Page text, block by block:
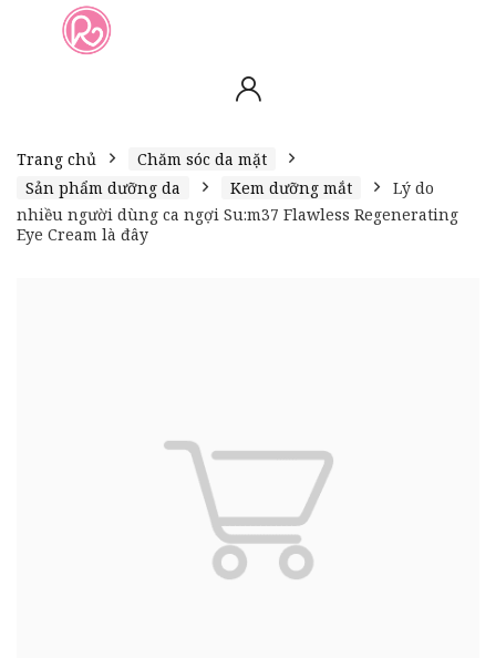
Trang chủ
Chăm sóc da mặt
Sản phẩm dưỡng da
Kem dưỡng mắt
Lý do
nhiều người dùng ca ngợi Su:m37 Flawless Regenerating
Eye Cream là đây